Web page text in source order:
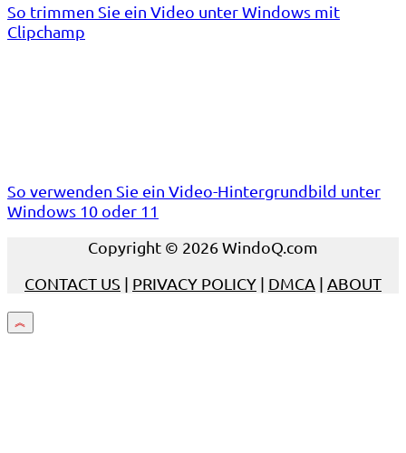
So trimmen Sie ein Video unter Windows mit
Clipchamp
So verwenden Sie ein Video-Hintergrundbild unter
Windows 10 oder 11
Copyright © 2026 WindoQ.com
CONTACT US | PRIVACY POLICY | DMCA | ABOUT